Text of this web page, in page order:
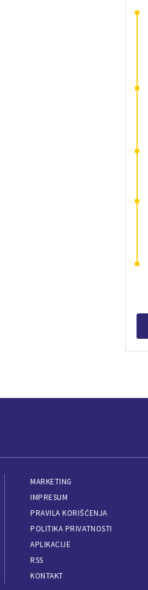
MARKETING
IMPRESUM
PRAVILA KORIŠĆENJA
POLITIKA PRIVATNOSTI
APLIKACIJE
RSS
KONTAKT